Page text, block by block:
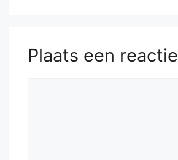
Plaats een reactie